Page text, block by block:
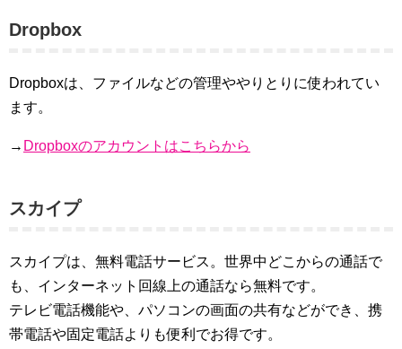
Dropbox
Dropboxは、ファイルなどの管理ややりとりに使われてい
ます。
→ Dropboxのアカウントはこちらから
スカイプ
スカイプは、無料電話サービス。世界中どこからの通話で
も、インターネット回線上の通話なら無料です。
テレビ電話機能や、パソコンの画面の共有などができ、携
帯電話や固定電話よりも便利でお得です。